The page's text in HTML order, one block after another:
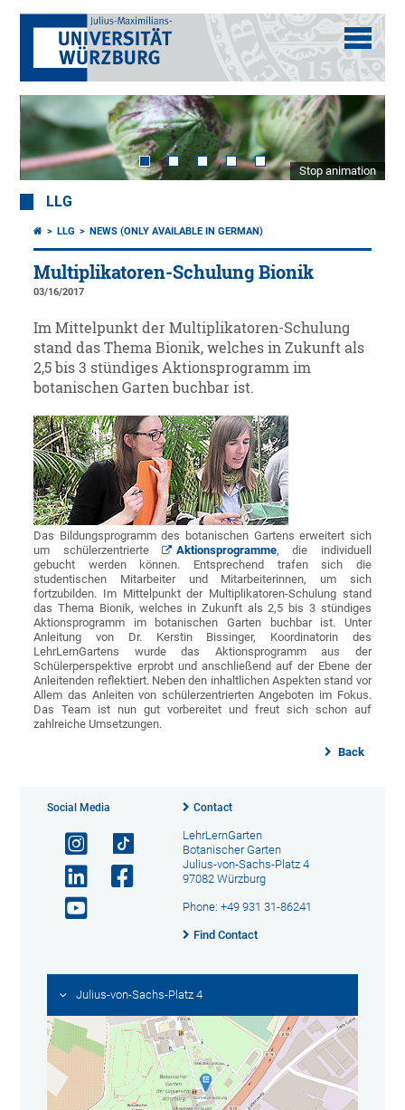
Stop animation
LLG
LLG NEWS (ONLY AVAILABLE IN GERMAN)
Multiplikatoren-Schulung Bionik
03/16/2017
Im Mittelpunkt der Multiplikatoren-Schulung
stand das Thema Bionik, welches in Zukunft als
2,5 bis 3 stündiges Aktionsprogramm im
botanischen Garten buchbar ist.
Das Bildungsprogramm des botanischen Gartens erweitert sich
um schülerzentrierte
Aktionsprogramme, die individuell
gebucht werden können. Entsprechend trafen sich die
studentischen Mitarbeiter und Mitarbeiterinnen, um sich
fortzubilden. Im Mittelpunkt der Multiplikatoren-Schulung stand
das Thema Bionik, welches in Zukunft als 2,5 bis 3 stündiges
Aktionsprogramm im botanischen Garten buchbar ist. Unter
Anleitung von Dr. Kerstin Bissinger, Koordinatorin des
LehrLernGartens wurde das Aktionsprogramm aus der
Schülerperspektive erprobt und anschließend auf der Ebene der
Anleitenden reflektiert. Neben den inhaltlichen Aspekten stand vor
Allem das Anleiten von schülerzentrierten Angeboten im Fokus.
Das Team ist nun gut vorbereitet und freut sich schon auf
zahlreiche Umsetzungen.
Back
Social Media Contact
LehrLernGarten
Botanischer Garten
Julius-von-Sachs-Platz 4
97082 Würzburg
Phone: +49 931 31-86241
Find Contact
Julius-von-Sachs-Platz 4